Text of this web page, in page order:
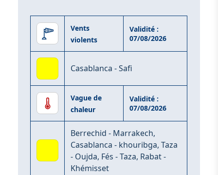
Vents
violents
Validité :
07/08/2026
Casablanca - Safi
Vague de
chaleur
Validité :
07/08/2026
Berrechid - Marrakech,
Casablanca - khouribga, Taza
- Oujda, Fés - Taza, Rabat -
Khémisset